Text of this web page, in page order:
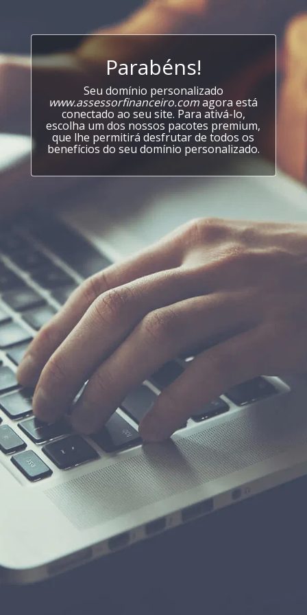
Parabéns!
Seu domínio personalizado
www.assessorfinanceiro.comagora está
conectado ao seu site. Para ativá-lo,
escolha um dos nossos pacotes premium,
que lhe permitirá desfrutar de todos os
benefícios do seu domínio personalizado.